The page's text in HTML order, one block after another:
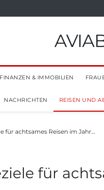
FINANZEN & IMMOBILIEN
NACHRICHTEN REISEN UND
für achtsames Reisen im Jahr…
für